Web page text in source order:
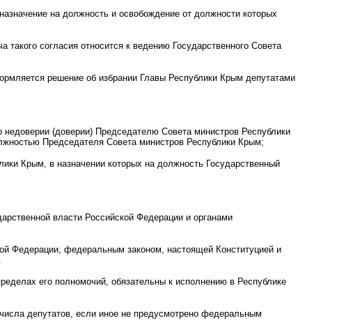
на должность и освобождение от должности которых
согласия относится к ведению Государственного Совета
решение об избрании Главы Республики Крым депутатами
(доверии) Председателю Совета министров Республики
Председателя Совета министров Республики Крым;
Крым, в назначении которых на должность Государственный
власти Российской Федерации и органами
Федерации, федеральным законом, настоящей Конституцией и
его полномочий, обязательны к исполнению в Республике
депутатов, если иное не предусмотрено федеральным